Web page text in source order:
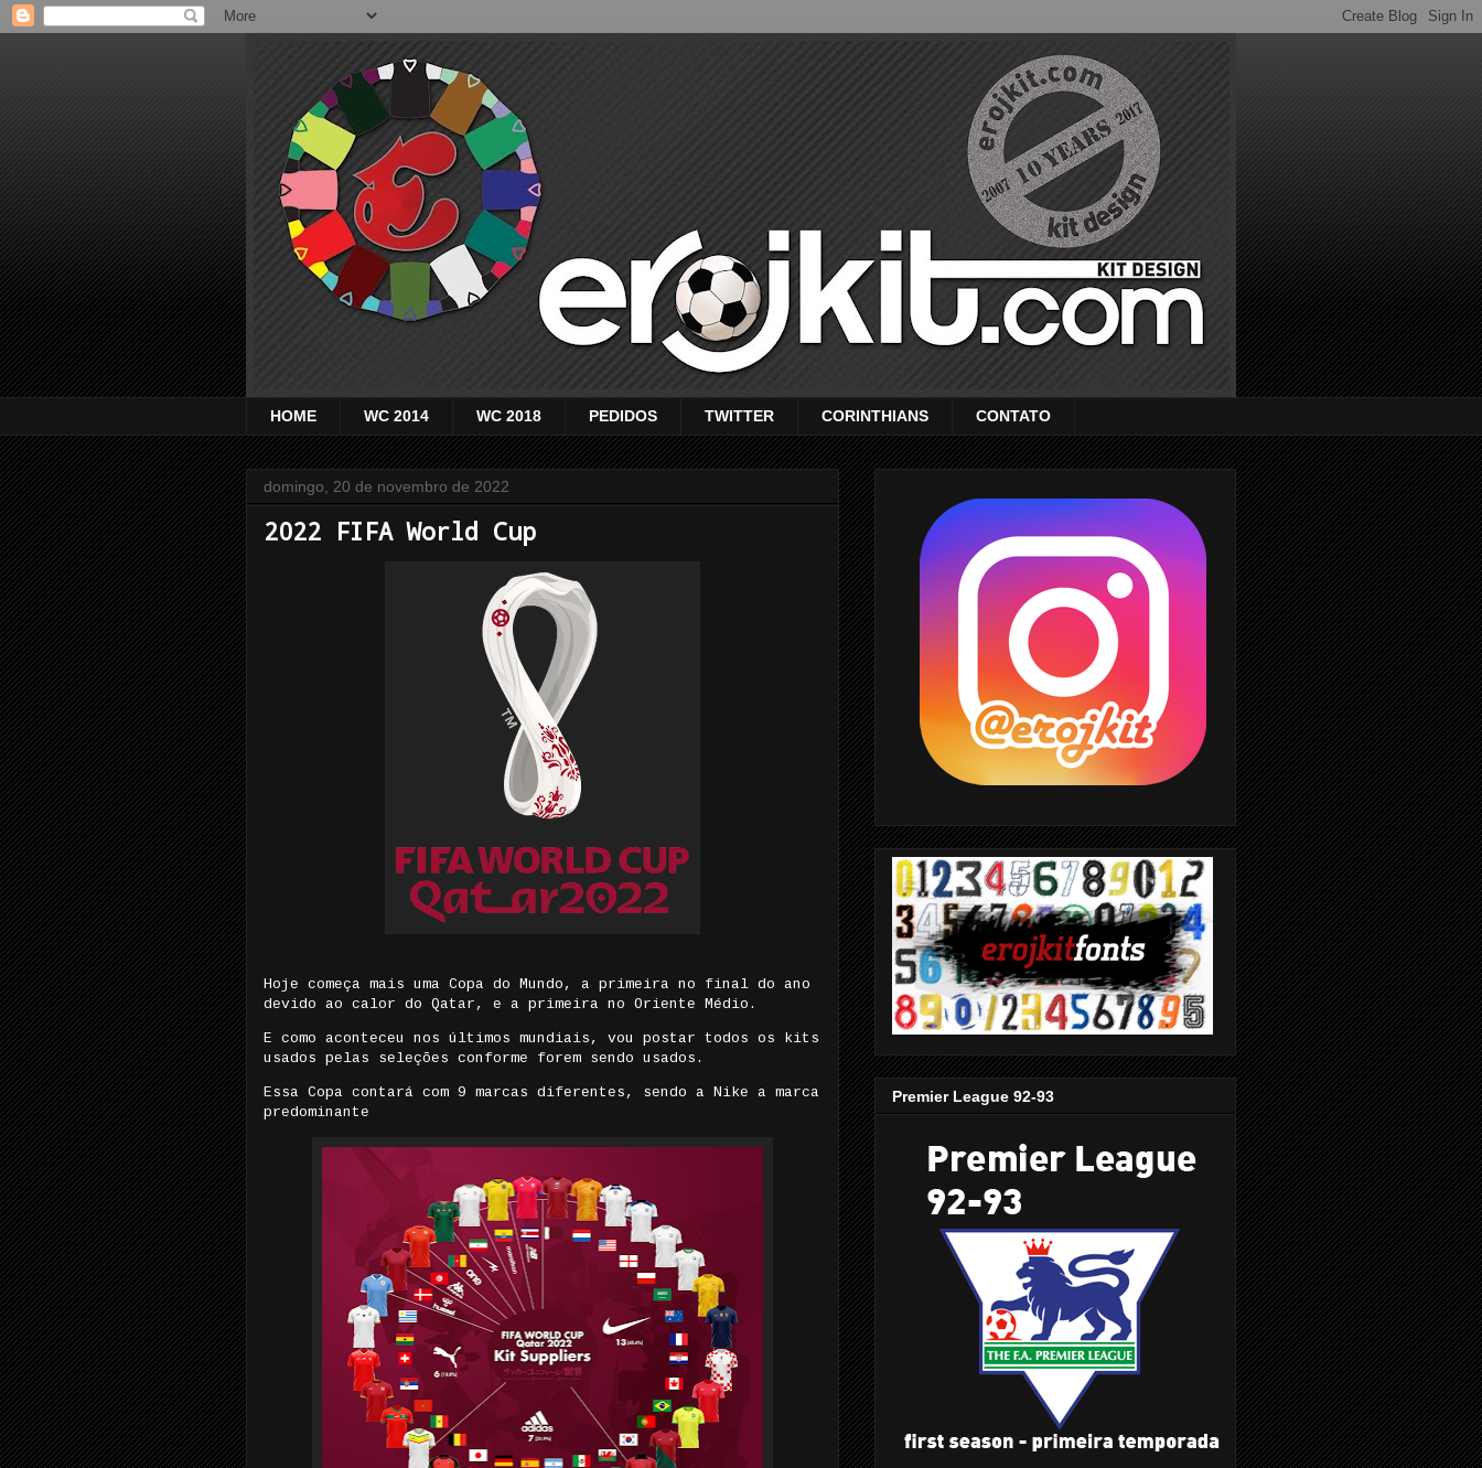
HOME WC 2014 WC 2018 PEDIDOS TWITTER CORINTHIANS CONTATO
domingo, 20 de novembro de 2022
2022 FIFA World Cup
Hoje começa mais uma Copa do Mundo, a primeira no final do ano
devido ao calor do Qatar, e a primeira no Oriente Médio.
E como aconteceu nos últimos mundiais, vou postar todos os kits
usados pelas seleções conforme forem sendo usados.
Essa Copa contará com 9 marcas diferentes, sendo a Nike a marca
predominante
Premier League 92-93